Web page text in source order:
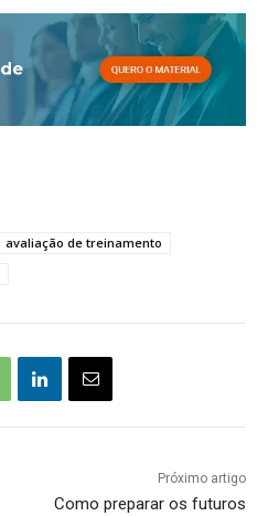
avaliação de treinamento
Próximo artigo
Como preparar os futuros